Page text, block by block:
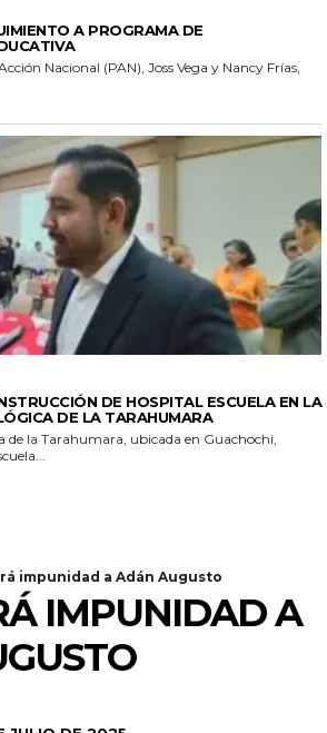
A PROGRAMA DE
Nacional (PAN), Joss Vega y Nancy Frías,
DE HOSPITAL ESCUELA EN LA
DE LA TARAHUMARA
de la Tarahumara, ubicada en Guachochi,